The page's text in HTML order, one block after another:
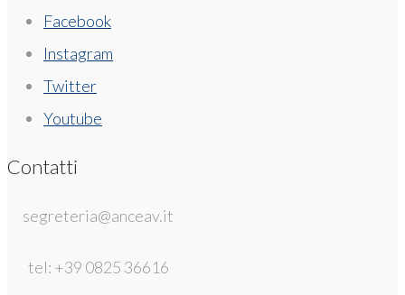
Facebook
Instagram
Twitter
Youtube
Contatti
segreteria@anceav.it
tel: +39 0825 36616